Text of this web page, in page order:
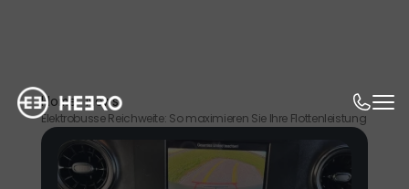
Home News
Elektrobusse Reichweite: So maximieren Sie Ihre Flottenleistung und